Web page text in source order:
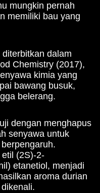
mungkin pernah
memiliki bau yang
dalam
Chemistry (2017),
kimia yang
bawang busuk,
belerang.
dengan menghapus
senyawa untuk
(2S)-2-
etanetiol, menjadi
aroma durian